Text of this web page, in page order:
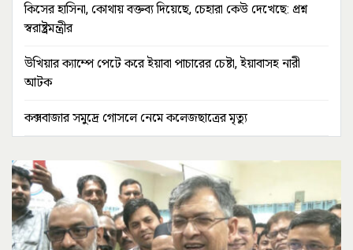
কিসের হাসিনা, কোথায় বক্তব্য দিয়েছে, চেহারা কেউ দেখেছে: প্রশ্ন
স্বরাষ্ট্রমন্ত্রীর
উখিয়ার ক্যাম্পে পেটে করে ইয়াবা পাচারের চেষ্টা, ইয়াবাসহ নারী
আটক
কক্সবাজার সমুদ্রে গোসলে নেমে কলেজছাত্রের মৃত্যু